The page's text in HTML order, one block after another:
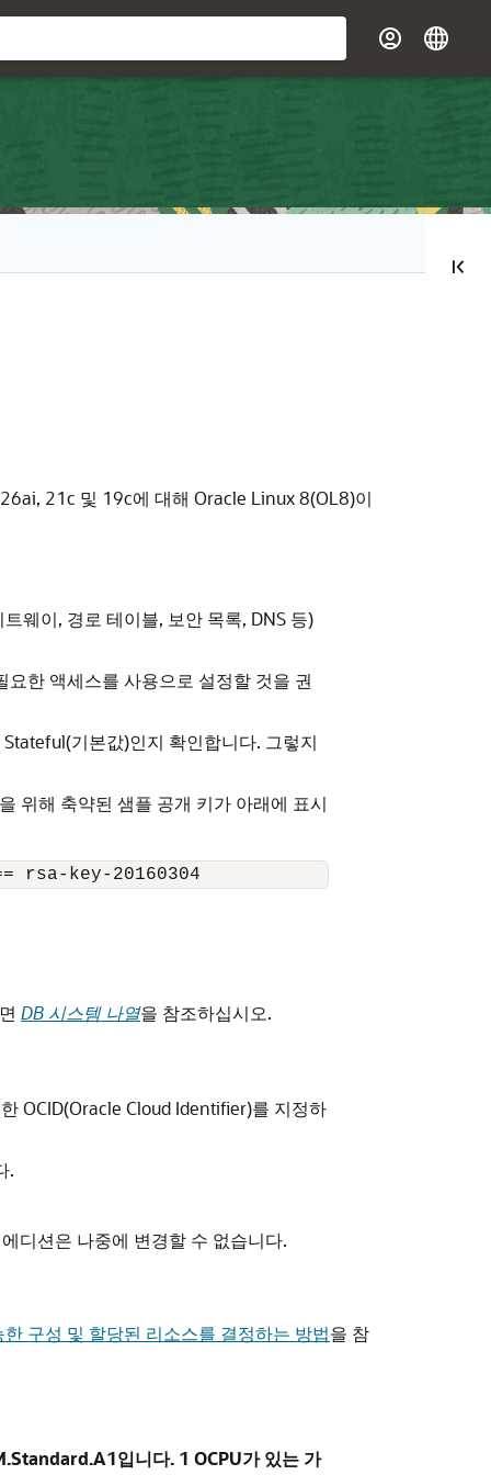
21c 및 19c에 대해 Oracle Linux 8(OL8)이
웨이, 경로 테이블, 보안 목록, DNS 등)
한 액세스를 사용으로 설정할 것을 권
기본값)인지 확인합니다. 그렇지
위해 축약된 샘플 공개 키가 아래에 표시
rsa-key-20160304
DB 시스템 나열을 참조하십시오.
OCID(Oracle Cloud Identifier)를 지정하
.
디션은 나중에 변경할 수 없습니다.
구성 및 할당된 리소스를 결정하는 방법을 참
입니다. 1 OCPU가 있는 가